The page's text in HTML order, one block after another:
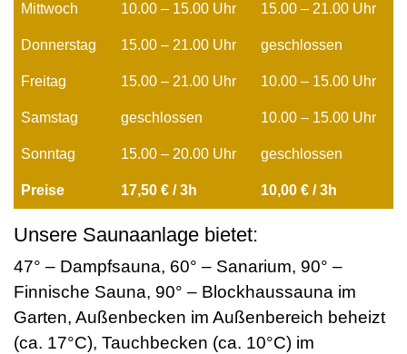
Mittwoch 10.00 – 15.00 Uhr 15.00 – 21.00 Uhr
Donnerstag 15.00 – 21.00 Uhr geschlossen
Freitag 15.00 – 21.00 Uhr 10.00 – 15.00 Uhr
Samstag geschlossen 10.00 – 15.00 Uhr
Sonntag 15.00 – 20.00 Uhr geschlossen
Preise 17,50 € / 3h 10,00 € / 3h
Unsere Saunaanlage bietet:
47° – Dampfsauna, 60° – Sanarium, 90° –
Finnische Sauna, 90° – Blockhaussauna im
Garten, Außenbecken im Außenbereich beheizt
(ca. 17°C), Tauchbecken (ca. 10°C) im